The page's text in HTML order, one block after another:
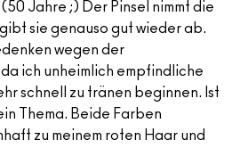
Jahre ;) Der Pinsel nimmt die
sie genauso gut wieder ab.
wegen der
ich unheimlich empfindliche
schnell zu tränen beginnen. Ist
Thema. Beide Farben
zu meinem roten Haar und